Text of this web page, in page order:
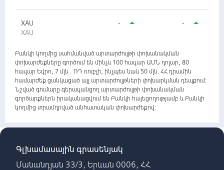
XAU
XAU
- -
Բանկի կողմից սահմանված արտարժույթի փոխանակման
փոխարժեքները գործում են մինչև 100 հազար ԱՄՆ դոլար, 80
հազար Եվրո, 7 մլն․ ՌԴ ռուբլի, ինչպես նաև 50 մլն. ՀՀ դրամին
համարժեք ցանկացած այլ արտարժույթների փոխարկման դեպքում:
Նշված գումարը գերազանցող արտարժույթի փոխանակման
գործարքներն իրականացվում են Բանկի հայեցողությամբ և Բանկի
կողմից տրամդրված անհատական փոխարժեքով:
Գլխամասային գրասենյակ
Մանանդյան 33/3, Երևան 0006, ՀՀ